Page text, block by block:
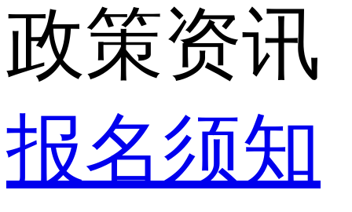
政策资讯
报名须知